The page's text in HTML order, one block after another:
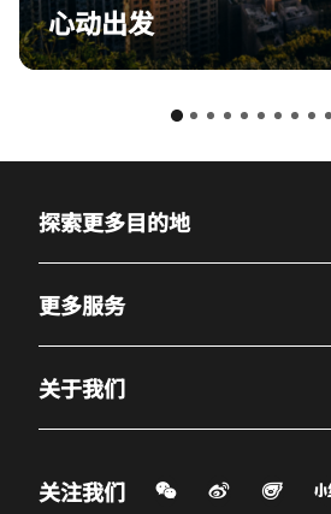
心动出发
探索更多目的地
更多服务
关于我们
关注我们 微信扫一扫
微博
打开新窗口
飞猪
打开新